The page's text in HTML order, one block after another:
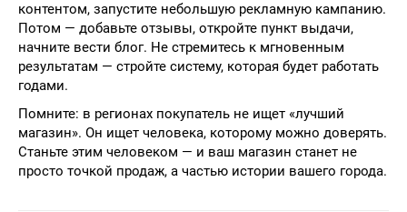
контентом, запустите небольшую рекламную кампанию.
Потом — добавьте отзывы, откройте пункт выдачи,
начните вести блог. Не стремитесь к мгновенным
результатам — стройте систему, которая будет работать
годами.
Помните: в регионах покупатель не ищет «лучший
магазин». Он ищет человека, которому можно доверять.
Станьте этим человеком — и ваш магазин станет не
просто точкой продаж, а частью истории вашего города.